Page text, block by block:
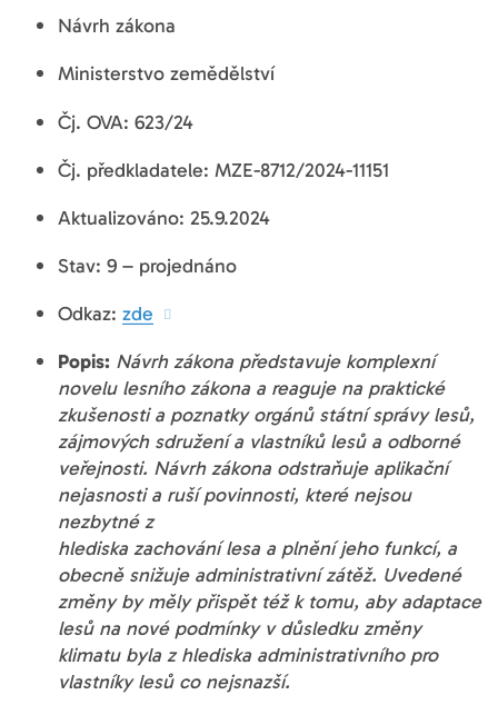
Návrh zákona
Ministerstvo zemědělství
Čj. OVA: 623/24
Čj. předkladatele: MZE-8712/2024-11151
Aktualizováno: 25.9.2024
Stav: 9 – projednáno
Odkaz: zde
Popis: Návrh zákona představuje komplexní
novelu lesního zákona a reaguje na praktické
zkušenosti a poznatky orgánů státní správy lesů,
zájmových sdružení a vlastníků lesů a odborné
veřejnosti. Návrh zákona odstraňuje aplikační
nejasnosti a ruší povinnosti, které nejsou
nezbytné z
hlediska zachování lesa a plnění jeho funkcí, a
obecně snižuje administrativní zátěž. Uvedené
změny by měly přispět též k tomu, aby adaptace
lesů na nové podmínky v důsledku změny
klimatu byla z hlediska administrativního pro
vlastníky lesů co nejsnazší.